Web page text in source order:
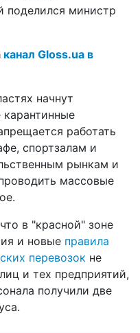
поделился министр
канал Gloss.ua в
начнут
работать
спортзалам и
рынкам и
массовые
в "красной" зоне
и новые правила
перевозок не
и тех предприятий,
получили две